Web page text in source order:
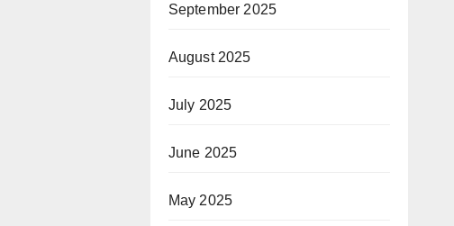
September 2025
August 2025
July 2025
June 2025
May 2025